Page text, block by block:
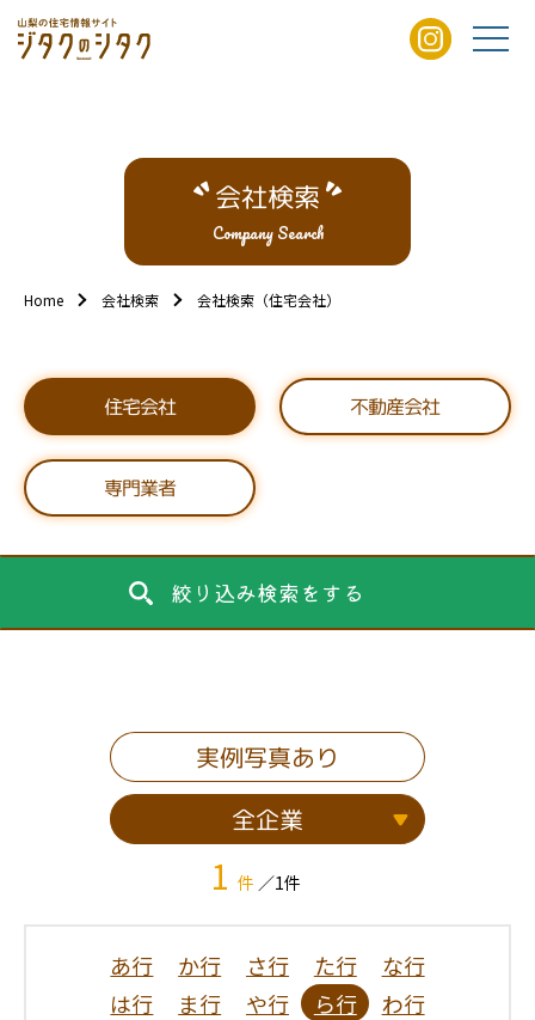
会社検索
Company Search
Home 会社検索 会社検索（住宅会社）
住宅会社 不動産会社
専門業者
絞り込み検索をする
実例写真あり
全企業
1 件 ／1件
あ行 か行 さ行 た行
な行
は行
ま行 や行 ら行
わ行